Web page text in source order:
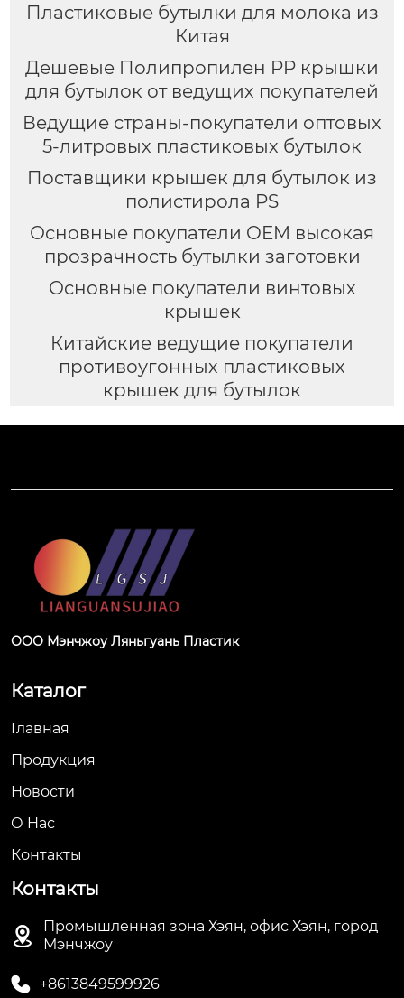
Пластиковые бутылки для молока из
Китая
Дешевые Полипропилен PP крышки
для бутылок от ведущих покупателей
Ведущие страны-покупатели оптовых
5-литровых пластиковых бутылок
Поставщики крышек для бутылок из
полистирола PS
Основные покупатели OEM высокая
прозрачность бутылки заготовки
Основные покупатели винтовых
крышек
Китайские ведущие покупатели
противоугонных пластиковых
крышек для бутылок
ООО Мэнчжоу Ляньгуань Пластик
Каталог
Главная
Продукция
Новости
О Hас
Контакты
Контакты

Промышленная зона Хэян, офис Хэян, город
Мэнчжоу
 +8613849599926